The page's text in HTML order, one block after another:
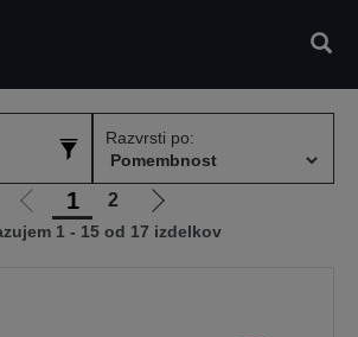
Razvrsti po:
Pojdi
na
1 2
Pojdi
na
1 - 15 od 17 izdelkov